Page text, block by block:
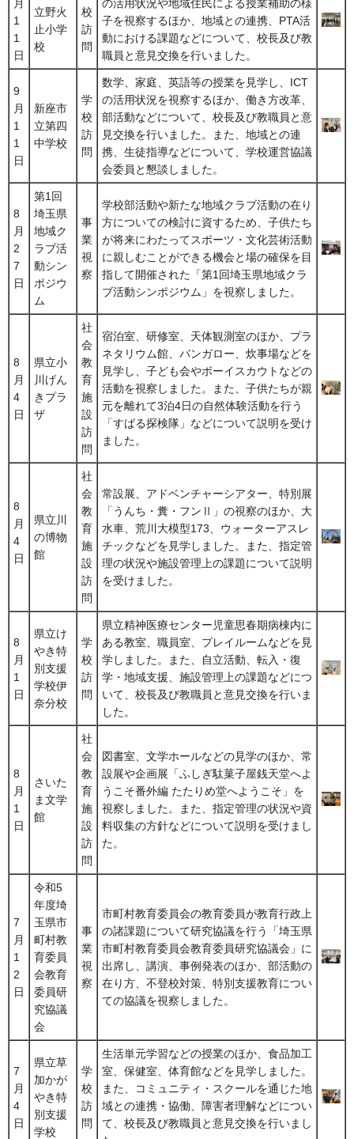
月
1
1
日
立野火
止小学
校
校
訪
問
の活用状況や地域住民による授業補助の様
子を視察するほか、地域との連携、PTA活
動における課題などについて、校長及び教
職員と意見交換を行いました。
9
月
1
1
日
新座市
立第四
中学校
学
校
訪
問
数学、家庭、英語等の授業を見学し、ICT
の活用状況を視察するほか、働き方改革、
部活動などについて、校長及び教職員と意
見交換を行いました。また、地域との連
携、生徒指導などについて、学校運営協議
会委員と懇談しました。
8
月
2
7
日
第1回
埼玉県
地域ク
ラブ活
動シン
ポジウ
ム
事
業
視
察
学校部活動や新たな地域クラブ活動の在り
方についての検討に資するため、子供たち
が将来にわたってスポーツ・文化芸術活動
に親しむことができる機会と場の確保を目
指して開催された「第1回埼玉県地域クラ
ブ活動シンポジウム」を視察しました。
8
月
4
日
県立小
川げん
きプラ
ザ
社
会
教
育
施
設
訪
問
宿泊室、研修室、天体観測室のほか、プラ
ネタリウム館、バンガロー、炊事場などを
見学し、子ども会やボーイスカウトなどの
活動を視察しました。また、子供たちが親
元を離れて3泊4日の自然体験活動を行う
「すばる探検隊」などについて説明を受け
ました。
8
月
4
日
県立川
の博物
館
社
会
教
育
施
設
訪
問
常設展、アドベンチャーシアター、特別展
「うんち・糞・フンⅡ」の視察のほか、大
水車、荒川大模型173、ウォーターアスレ
チックなどを見学しました。また、指定管
理の状況や施設管理上の課題について説明
を受けました。
8
月
1
日
県立け
やき特
別支援
学校伊
奈分校
学
校
訪
問
県立精神医療センター児童思春期病棟内に
ある教室、職員室、プレイルームなどを見
学しました。また、自立活動、転入・復
学・地域支援、施設管理上の課題などにつ
いて、校長及び教職員と意見交換を行いま
した。
8
月
1
日
さいた
ま文学
館
社
会
教
育
施
設
訪
問
図書室、文学ホールなどの見学のほか、常
設展や企画展「ふしぎ駄菓子屋銭天堂へよ
うこそ番外編 たたりめ堂へようこそ」を
視察しました。また、指定管理の状況や資
料収集の方針などについて説明を受けまし
た。
7
月
1
2
日
令和5
年度埼
玉県市
町村教
育委員
会教育
委員研
究協議
会
事
業
視
察
市町村教育委員会の教育委員が教育行政上
の諸課題について研究協議を行う「埼玉県
市町村教育委員会教育委員研究協議会」に
出席し、講演、事例発表のほか、部活動の
在り方、不登校対策、特別支援教育につい
ての協議を視察しました。
7
月
4
日
県立草
加かが
やき特
別支援
学校
学
校
訪
問
生活単元学習などの授業のほか、食品加工
室、保健室、体育館などを見学しました。
また、コミュニティ・スクールを通じた地
域との連携・協働、障害者理解などについ
て、校長及び教職員と意見交換を行いまし